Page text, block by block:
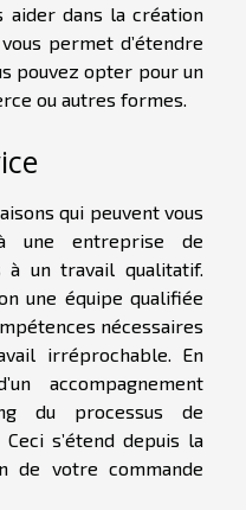
aider dans la création
permet d’étendre
pouvez opter pour un
ou autres formes.
qui peuvent vous
une entreprise de
à un travail qualitatif.
une équipe qualifiée
nécessaires
irréprochable. En
accompagnement
du processus de
s’étend depuis la
de votre commande